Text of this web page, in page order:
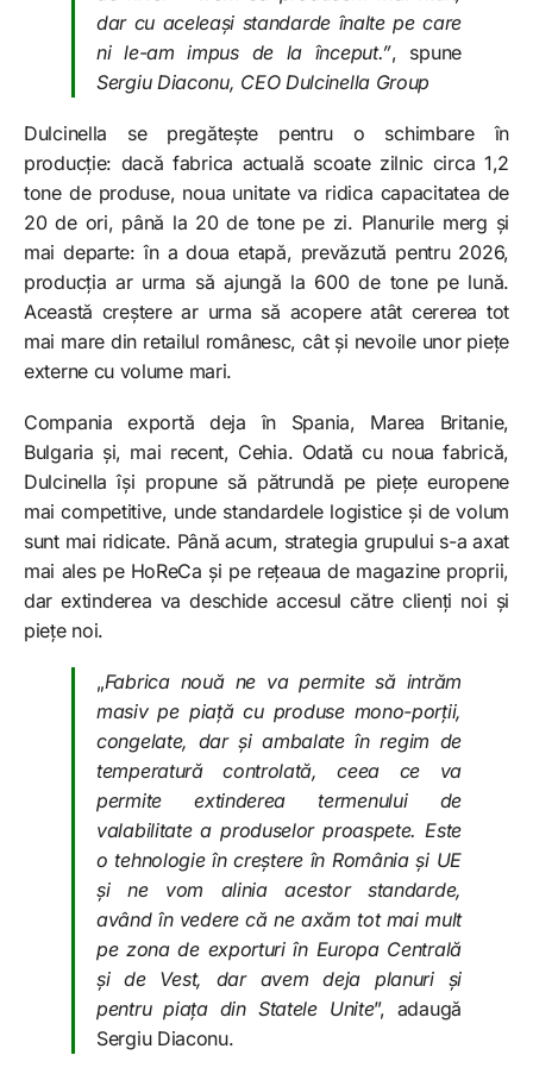
dar cu aceleași standarde înalte pe care
ni le-am impus de la început.”, spune
Sergiu Diaconu, CEO Dulcinella Group
Dulcinella se pregătește pentru o schimbare în
producție: dacă fabrica actuală scoate zilnic circa 1,2
tone de produse, noua unitate va ridica capacitatea de
20 de ori, până la 20 de tone pe zi. Planurile merg și
mai departe: în a doua etapă, prevăzută pentru 2026,
producția ar urma să ajungă la 600 de tone pe lună.
Această creștere ar urma să acopere atât cererea tot
mai mare din retailul românesc, cât și nevoile unor piețe
externe cu volume mari.
Compania exportă deja în Spania, Marea Britanie,
Bulgaria și, mai recent, Cehia. Odată cu noua fabrică,
Dulcinella își propune să pătrundă pe piețe europene
mai competitive, unde standardele logistice și de volum
sunt mai ridicate. Până acum, strategia grupului s-a axat
mai ales pe HoReCa și pe rețeaua de magazine proprii,
dar extinderea va deschide accesul către clienți noi și
piețe noi.
„Fabrica nouă ne va permite să intrăm
masiv pe piață cu produse mono-porții,
congelate, dar și ambalate în regim de
temperatură controlată, ceea ce va
permite extinderea termenului de
valabilitate a produselor proaspete. Este
o tehnologie în creștere în România și UE
și ne vom alinia acestor standarde,
având în vedere că ne axăm tot mai mult
pe zona de exporturi în Europa Centrală
și de Vest, dar avem deja planuri și
pentru piața din Statele Unite”, adaugă
Sergiu Diaconu.